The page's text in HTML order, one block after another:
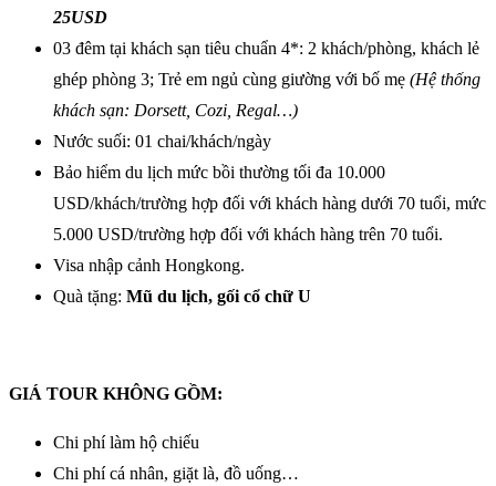
25USD
03 đêm tại khách sạn tiêu chuẩn 4*: 2 khách/phòng, khách lẻ
ghép phòng 3; Trẻ em ngủ cùng giường với bố mẹ (Hệ thống
khách sạn: Dorsett, Cozi, Regal…)
Nước suối: 01 chai/khách/ngày
Bảo hiểm du lịch mức bồi thường tối đa 10.000
USD/khách/trường hợp đối với khách hàng dưới 70 tuổi, mức
5.000 USD/trường hợp đối với khách hàng trên 70 tuổi.
Visa nhập cảnh Hongkong.
Quà tặng: Mũ du lịch, gối cổ chữ U
GIÁ TOUR KHÔNG GỒM:
Chi phí làm hộ chiếu
Chi phí cá nhân, giặt là, đồ uống…